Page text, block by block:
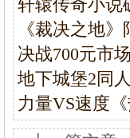
轩辕传奇小说
《裁决之地
决战700元市
地下城堡2同
力量VS速度